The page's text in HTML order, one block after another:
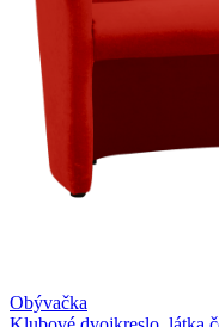
Obývačka